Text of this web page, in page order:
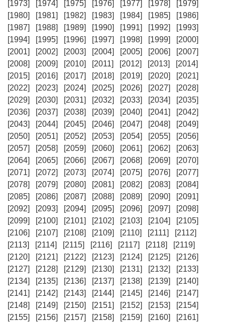
[1973] [1974] [1975] [1976] [1977] [1978]
[1979]
[1980]
[1981] [1982] [1983] [1984] [1985]
[1986]
[1987]
[1988] [1989] [1990] [1991] [1992]
[1993]
[1994]
[1995] [1996] [1997] [1998] [1999]
[2000]
[2001]
[2002] [2003] [2004] [2005] [2006]
[2007]
[2008]
[2009] [2010] [2011] [2012] [2013]
[2014]
[2015]
[2016] [2017] [2018] [2019] [2020]
[2021]
[2022]
[2023] [2024] [2025] [2026] [2027]
[2028]
[2029]
[2030] [2031] [2032] [2033] [2034]
[2035]
[2036]
[2037] [2038] [2039] [2040] [2041]
[2042]
[2043]
[2044] [2045] [2046] [2047] [2048]
[2049]
[2050]
[2051] [2052] [2053] [2054] [2055]
[2056]
[2057]
[2058] [2059] [2060] [2061] [2062]
[2063]
[2064]
[2065] [2066] [2067] [2068] [2069]
[2070]
[2071]
[2072] [2073] [2074] [2075] [2076]
[2077]
[2078]
[2079] [2080] [2081] [2082] [2083]
[2084]
[2085]
[2086] [2087] [2088] [2089] [2090]
[2091]
[2092]
[2093] [2094] [2095] [2096] [2097]
[2098]
[2099]
[2100] [2101] [2102] [2103] [2104]
[2105]
[2106]
[2107] [2108] [2109] [2110] [2111]
[2112]
[2113]
[2114] [2115] [2116] [2117] [2118]
[2119]
[2120]
[2121] [2122] [2123] [2124] [2125]
[2126]
[2127]
[2128] [2129] [2130] [2131] [2132]
[2133]
[2134]
[2135] [2136] [2137] [2138] [2139]
[2140]
[2141]
[2142] [2143] [2144] [2145] [2146]
[2147]
[2148]
[2149] [2150] [2151] [2152] [2153]
[2154]
[2155]
[2156] [2157] [2158] [2159] [2160]
[2161]